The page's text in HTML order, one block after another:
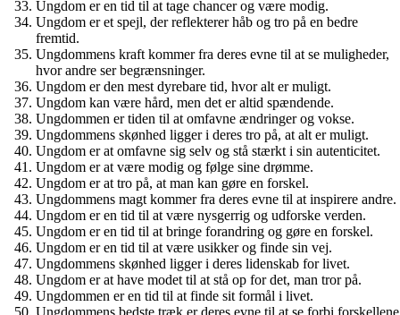
Ungdom er en tid til at tage chancer og være modig.
Ungdom er et spejl, der reflekterer håb og tro på en bedre
fremtid.
Ungdommens kraft kommer fra deres evne til at se muligheder,
hvor andre ser begrænsninger.
Ungdom er den mest dyrebare tid, hvor alt er muligt.
Ungdom kan være hård, men det er altid spændende.
Ungdommen er tiden til at omfavne ændringer og vokse.
Ungdommens skønhed ligger i deres tro på, at alt er muligt.
Ungdom er at omfavne sig selv og stå stærkt i sin autenticitet.
Ungdom er at være modig og følge sine drømme.
Ungdom er at tro på, at man kan gøre en forskel.
Ungdommens magt kommer fra deres evne til at inspirere andre.
Ungdom er en tid til at være nysgerrig og udforske verden.
Ungdom er en tid til at bringe forandring og gøre en forskel.
Ungdom er en tid til at være usikker og finde sin vej.
Ungdommens skønhed ligger i deres lidenskab for livet.
Ungdom er at have modet til at stå op for det, man tror på.
Ungdommen er en tid til at finde sit formål i livet.
Ungdommens bedste træk er deres evne til at se forbi forskellene